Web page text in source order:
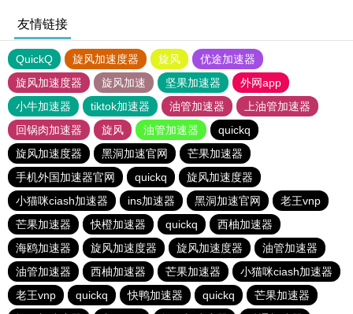
友情链接
QuickQ 旋风加速度器 旋风
优途加速器
旋风加速度器
旋风加速 坚果加速器
外网app
小牛加速器
tiktok加速器 油管加速器
上油管加速器
回锅肉加速器
旋风 油管加速器
quickq
旋风加速度器
黑洞加速官网
芒果加速器
手机外国加速器官网
quickq
旋风加速度器
小猫咪ciash加速器
ins加速器 黑洞加速官网
老王vnp
芒果加速器
快橙加速器 quickq
西柚加速器
海鸥加速器
旋风加速度器 旋风加速度器
油管加速器
油管加速器
西柚加速器 芒果加速器
小猫咪ciash加速器
老王vnp
quickq 快鸭加速器 quickq
芒果加速器